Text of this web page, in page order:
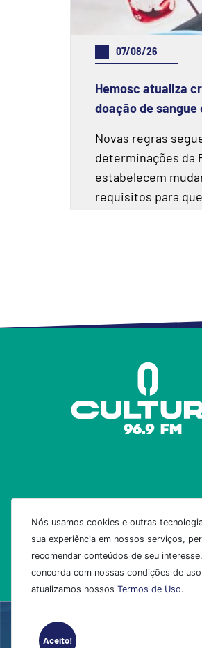
Nós usamos cookies e outras
sua experiência em nossos serviços,
recomendar conteúdos de seu
concorda com nossas condições de
atualizamos nossos Termos de Uso.
Aceito!
07/08/26
Hemosc atualiza
doação de sangue
Novas regras
determinações da
estabelecem
requisitos para